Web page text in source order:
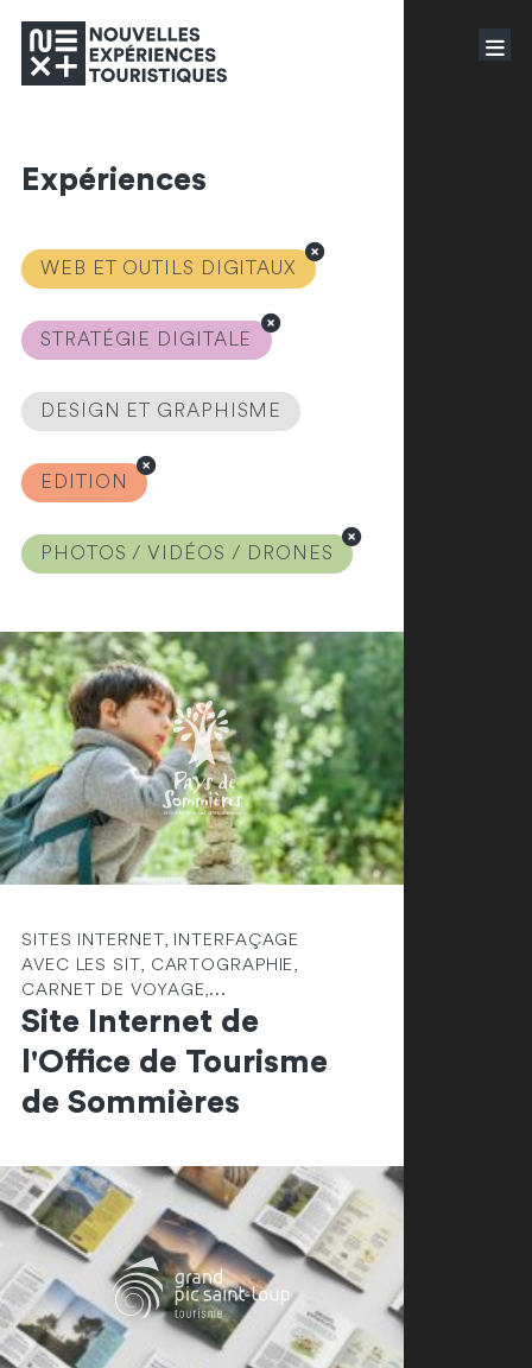
Expériences
WEB ET OUTILS DIGITAUX
STRATÉGIE DIGITALE
DESIGN ET GRAPHISME
EDITION
PHOTOS / VIDÉOS / DRONES
SITES INTERNET, INTERFAÇAGE
AVEC LES SIT, CARTOGRAPHIE,
CARNET DE VOYAGE,...
Site Internet de
l'Office de Tourisme
de Sommières